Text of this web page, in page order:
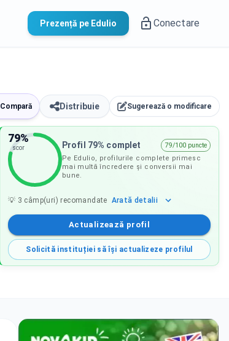
Prezență pe Edulio Conectare
Compară Distribuie Sugerează o modificare
79%
scor Profil 79% complet
79/100 puncte
Pe Edulio, profilurile complete primesc
mai multă încredere și conversii mai
bune.
💡 3 câmp(uri) recomandate Arată detalii
Actualizează profil
Solicită instituției să își actualizeze profilul